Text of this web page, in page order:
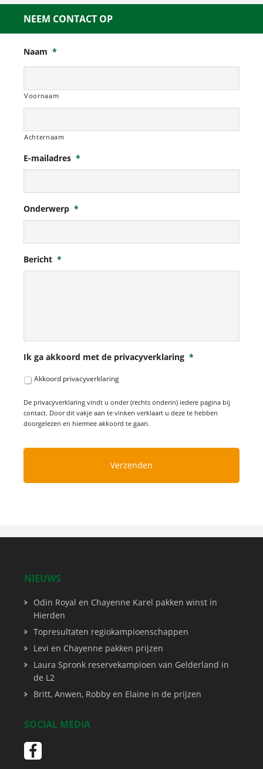
NEEM CONTACT OP
Naam *
Voornaam
Achternaam
E-mailadres *
Onderwerp *
Bericht *
Ik ga akkoord met de privacyverklaring *
Akkoord privacyverklaring
De privacyverklaring vindt u onder (rechts onderin) iedere pagina bij
contact. Door dit vakje aan te vinken verklaart u deze te hebben
doorgelezen en hiermee akkoord te gaan.
NIEUWS
Odin Royal en Chayenne Karel pakken winst in
Hierden
Topresultaten regiokampioenschappen
Levi en Chayenne pakken prijzen
Laura Spronk reservekampioen van Gelderland in
de L2
Britt, Anwen, Robby en Elaine in de prijzen
SOCIAL MEDIA